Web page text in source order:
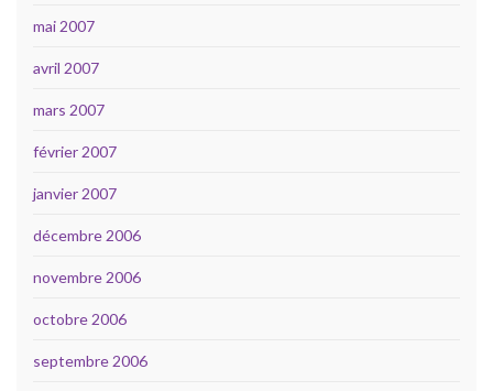
mai 2007
avril 2007
mars 2007
février 2007
janvier 2007
décembre 2006
novembre 2006
octobre 2006
septembre 2006